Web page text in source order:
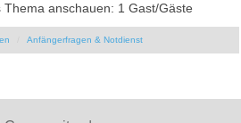
anschauen: 1 Gast/Gäste
Anfängerfragen & Notdienst